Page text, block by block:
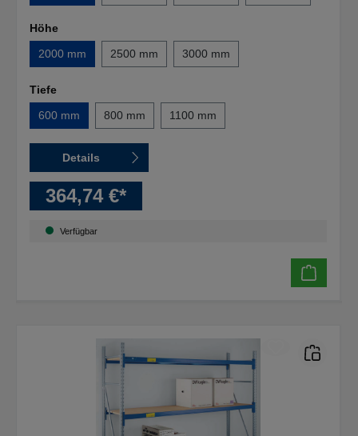
Höhe
2000 mm
2500 mm 3000 mm
Tiefe
600 mm
800 mm 1100 mm
Details
364,74 €*
Verfügbar